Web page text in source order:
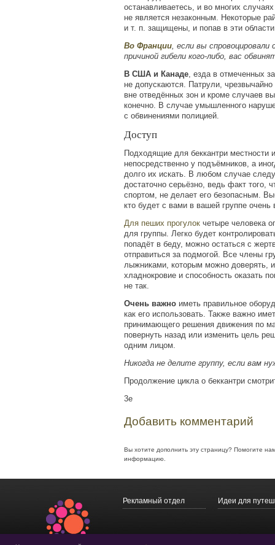
останавливаетесь, и во многих
не является незаконным. Некоторые
и т. п. защищены, и попав в эти
Во Франции, если вы спровоцировали
причиной гибели кого-либо, вас
В США и Канаде, езда в отмеченных
не допускаются. Патрули, чрезвычайно
вне отведённых зон и кроме случаев
конечно. В случае умышленного
с обвинениями полицией.
Доступ
Подходящие для беккантри местности
непосредственно у подъёмников, а
долго их искать. В любом случае
достаточно серьёзно, ведь факт того,
спортом, не делает его безопасным.
кто будет с вами в вашей группе очень
Для пеших прогулок четыре человека
для группы. Легко будет
попадёт в беду, можно остаться с
отправиться за подмогой. Все члены
лыжниками, которым можно доверять,
хладнокровие и способность оказать
не так.
Очень важно иметь правильное
как его использовать. Также важно
принимающего решения движения по
повернуть назад или изменить цель
одним лицом.
Никогда не делите группу, если вам
Продолжение цикла о беккантри
3e
Добавить комментарий
Вы хотите дополнить эту страницу? Помогите
информацию.
Рекламный отдел Идеи для